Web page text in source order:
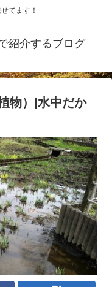
てます！
紹介するブログ
物）|水中だか